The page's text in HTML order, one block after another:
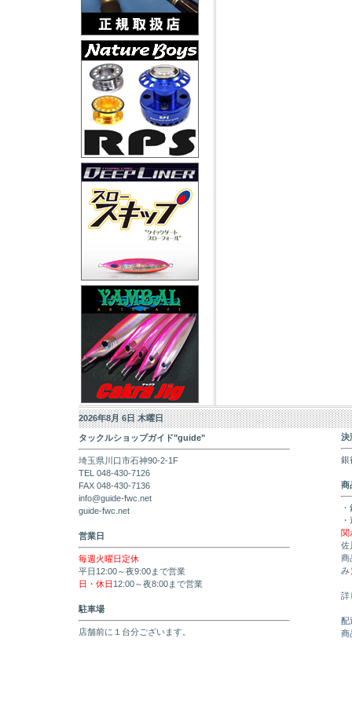
2026年8月 6日 木曜日
タックルショップガイド"guide"
埼玉県川口市石神90-2-1F
TEL 048-430-7126
FAX 048-430-7136
info@guide-fwc.net
guide-fwc.net
営業日
毎週火曜日定休
平日12:00～夜9:00まで営業
日・休日 12:00～夜8:00まで営業
駐車場
店舗前に１台分ございます。
決
銀
商
関
佐
商
み
詳
配
商